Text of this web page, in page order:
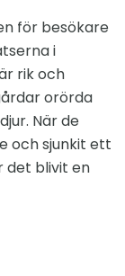
för besökare
i
rik och
orörda
När de
och sjunkit ett
det blivit en